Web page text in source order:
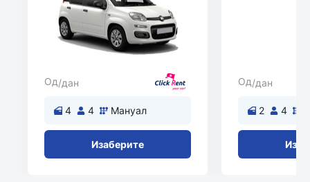
Од/дан
4 4 Мануал
Изаберите
Од/дан
2 4